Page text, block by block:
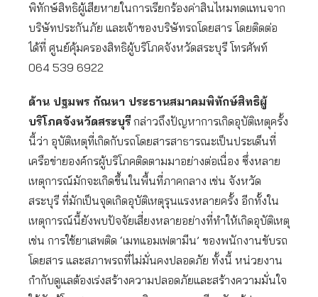
พิทักษ์สิทธิผู้เสียหายในการเรียกร้องค่าสินไหมทดแทนจาก
บริษัทประกันภัย และเจ้าของบริษัทรถโดยสาร โดยติดต่อ
ได้ที่ ศูนย์คุ้มครองสิทธิผู้บริโภคจังหวัดสระบุรี โทรศัพท์
064 539 6922
ด้าน ปฐมพร กัณหา ประธานสมาคมพิทักษ์สิทธิผู้
บริโภคจังหวัดสระบุรีกล่าวถึงปัญหาการเกิดอุบัติเหตุครั้ง
นี้ว่า อุบัติเหตุที่เกิดกับรถโดยสารสาธารณะเป็นประเด็นที่
เครือข่ายองค์กรผู้บริโภคติดตามมาอย่างต่อเนื่อง ซึ่งหลาย
เหตุการณ์มักจะเกิดขึ้นในพื้นที่ภาคกลาง เช่น จังหวัด
สระบุรี ที่มักเป็นจุดเกิดอุบัติเหตุรุนแรงหลายครั้ง อีกทั้งใน
เหตุการณ์นี้ยังพบปัจจัยเสี่ยงหลายอย่างที่ทำให้เกิดอุบัติเหตุ
เช่น การใช้ยาเสพติด ‘เมทแอมเฟตามีน’ ของพนักงานขับรถ
โดยสาร และสภาพรถที่ไม่มั่นคงปลอดภัย ทั้งนี้ หน่วยงาน
กำกับดูแลต้องเร่งสร้างความปลอดภัยและสร้างความมั่นใจ